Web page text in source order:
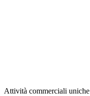
Attività commerciali uniche